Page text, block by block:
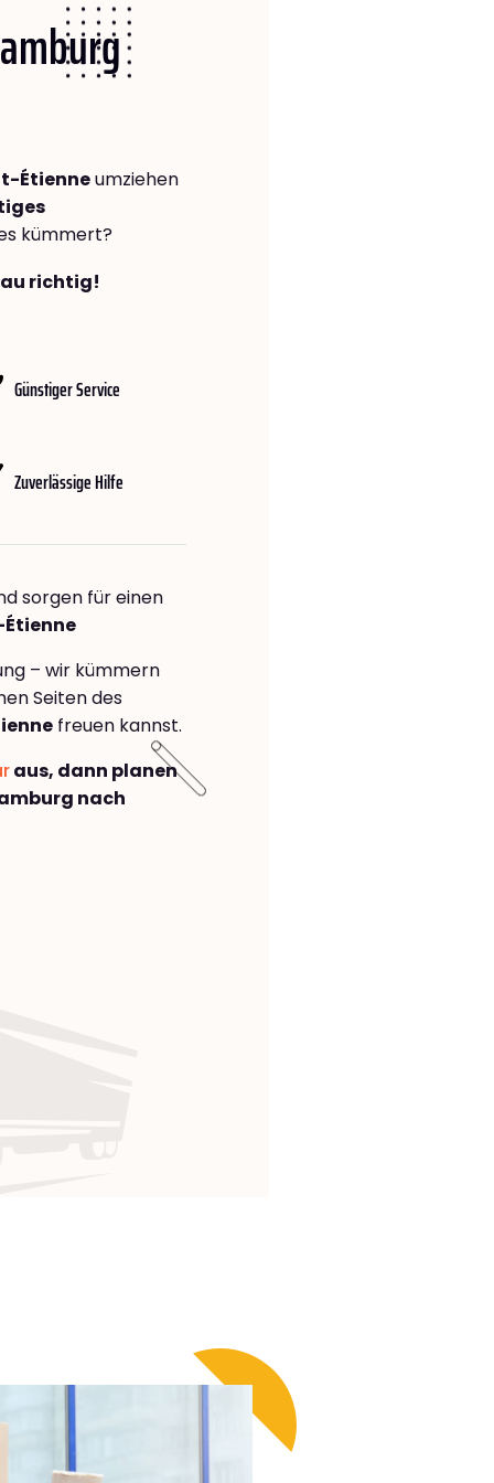
Étienneumziehen
kümmert?
richtig!
Günstiger Service
Zuverlässige Hilfe
sorgen für einen
– wir kümmern
Seiten des
freuen kannst.
aus, dann planen
nach